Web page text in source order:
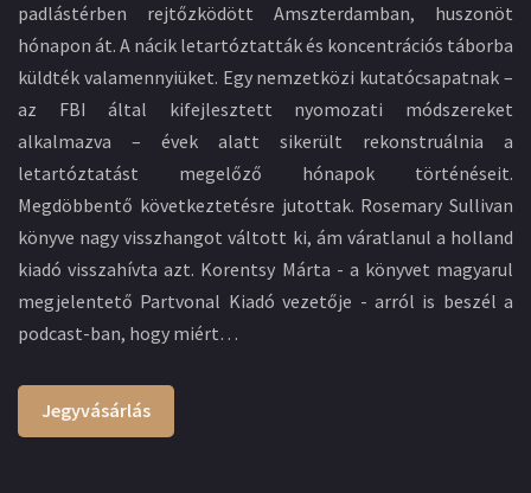
padlástérben rejtőzködött Amszterdamban, huszonöt
hónapon át. A nácik letartóztatták és koncentrációs táborba
küldték valamennyiüket. Egy nemzetközi kutatócsapatnak –
az FBI által kifejlesztett nyomozati módszereket
alkalmazva – évek alatt sikerült rekonstruálnia a
letartóztatást megelőző hónapok történéseit.
Megdöbbentő következtetésre jutottak. Rosemary Sullivan
könyve nagy visszhangot váltott ki, ám váratlanul a holland
kiadó visszahívta azt. Korentsy Márta - a könyvet magyarul
megjelentető Partvonal Kiadó vezetője - arról is beszél a
podcast-ban, hogy miért…
Jegyvásárlás